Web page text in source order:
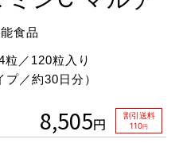
食品
粒／120粒入り
プ／約30日分）
8,505円
割引送料
110円